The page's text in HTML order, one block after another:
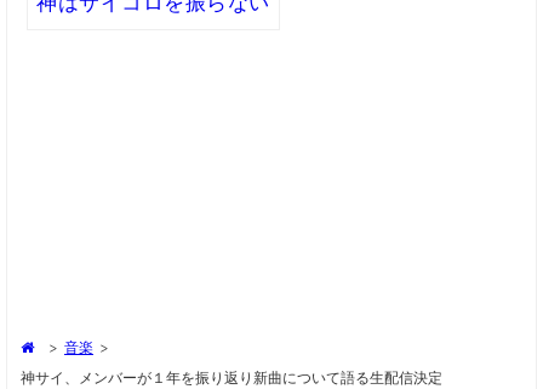
> 音楽 >
神サイ、メンバーが１年を振り返り新曲について語る生配信決定